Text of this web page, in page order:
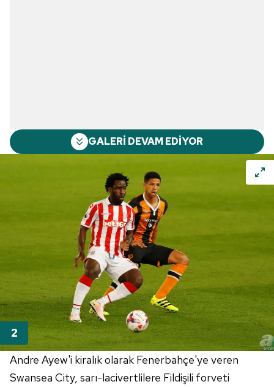
GALERİ DEVAM EDİYOR
Andre Ayew'i kiralık olarak Fenerbahçe'ye veren
Swansea City, sarı-lacivertlilere Fildişili forveti